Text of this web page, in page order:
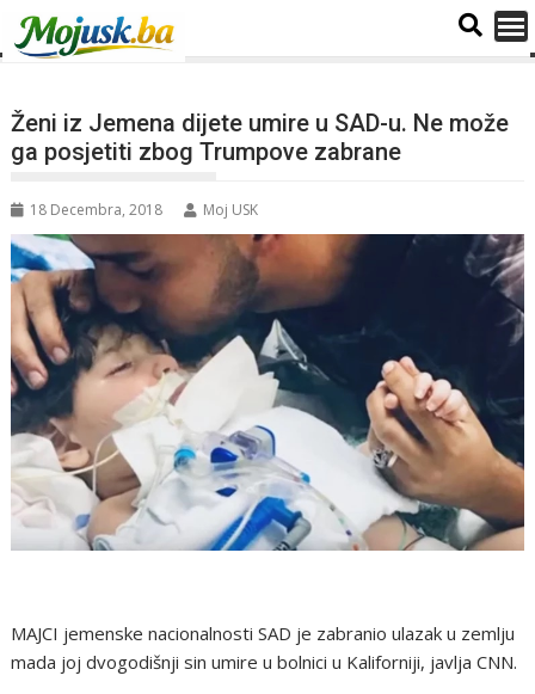
Ženi iz Jemena dijete umire u SAD-u. Ne može
ga posjetiti zbog Trumpove zabrane
18 Decembra, 2018 Moj USK
MAJCI jemenske nacionalnosti SAD je zabranio ulazak u zemlju
mada joj dvogodišnji sin umire u bolnici u Kaliforniji, javlja CNN.